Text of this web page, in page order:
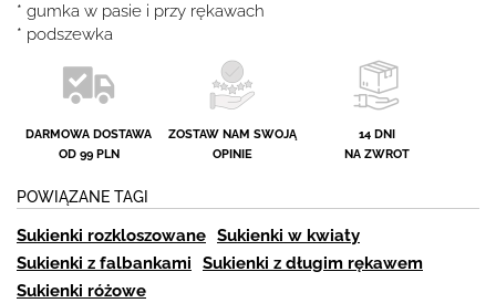
* gumka w pasie i przy rękawach
* podszewka
DARMOWA DOSTAWA
OD 99 PLN
ZOSTAW NAM SWOJĄ
OPINIE
14 DNI
NA ZWROT
POWIĄZANE TAGI
Sukienki rozkloszowane Sukienki w kwiaty
Sukienki z falbankami
Sukienki z długim rękawem
Sukienki różowe